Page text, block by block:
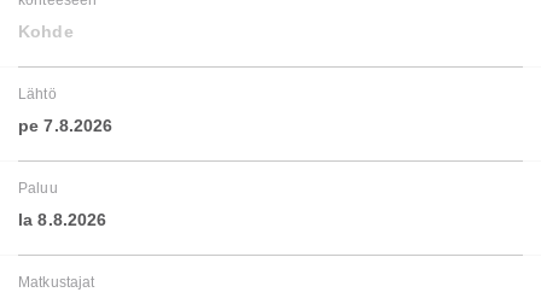
Kohde
Lähtö
pe 7.8.2026
Paluu
la 8.8.2026
Matkustajat